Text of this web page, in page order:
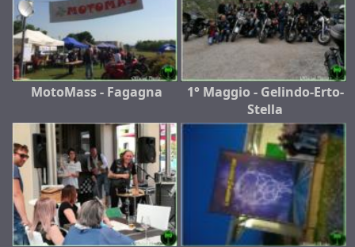
MotoMass - Fagagna
1° Maggio - Gelindo-Erto-
Stella